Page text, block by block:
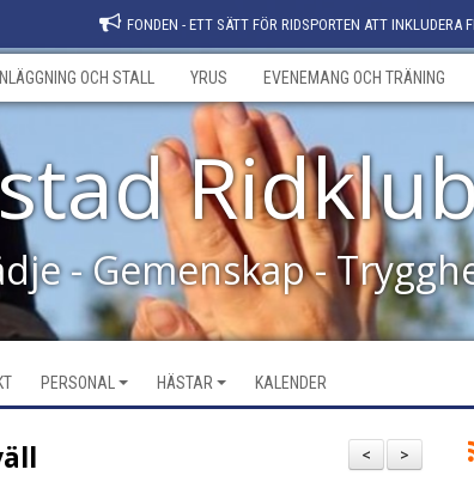
FONDEN - ETT SÄTT FÖR RIDSPORTEN ATT INKLUDERA
OCH STALL YRUS EVENEMANG OCH TRÄNING
- Gemenskap -
PERSONAL HÄSTAR KALENDER
>
<